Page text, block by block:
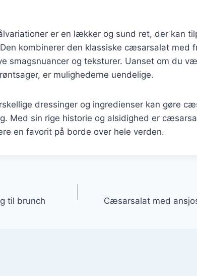
er en lækker og sund ret, der kan
kombinerer den klassiske cæsarsalat med
smagsnuancer og teksturer. Uanset om du
er mulighederne uendelige.
dressinger og ingredienser kan gøre
Med sin rige historie og alsidighed er
en favorit på borde over hele verden.
til brunch Cæsarsalat med